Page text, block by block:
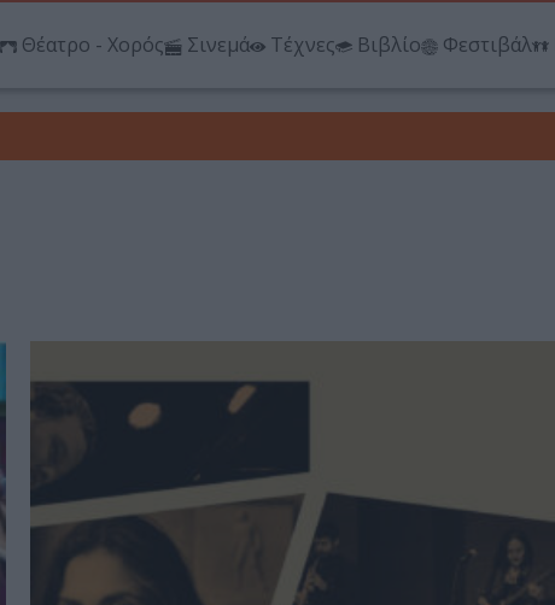
Θέατρο - Χορός Σινεμά Τέχνες Βιβλίο Φεστιβάλ